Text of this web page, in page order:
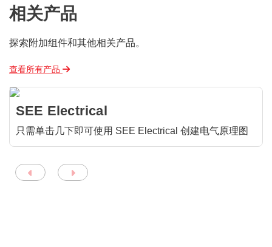
相关产品
探索附加组件和其他相关产品。
查看所有产品
SEE Electrical
只需单击几下即可使用 SEE Electrical 创建电气原理图